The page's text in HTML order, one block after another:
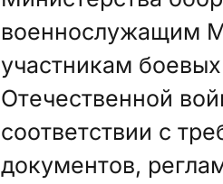
военнослужащим
участникам
Отечественной
соответствии с
документов,